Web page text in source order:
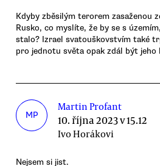
Kdyby zběsilým terorem zasaženou
Rusko, co myslíte, že by se s
stalo? Izrael svatouškovstvím také
pro jednotu světa opak zdál být jeho
MP
Martin Profant
10. října 2023 v 15.12
Ivo Horákovi
Nejsem si jist.